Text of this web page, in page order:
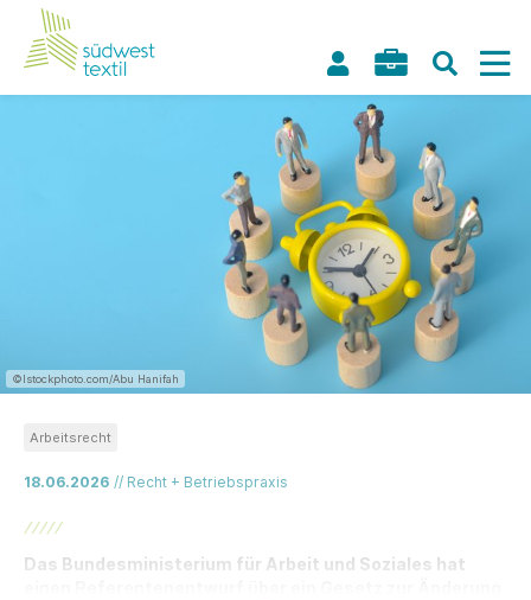
©Istockphoto.com/Abu Hanifah
18.06.2026 // Recht + Betriebspraxis
Arbeitsrecht
Das Bundesministerium für Arbeit und Soziales hat